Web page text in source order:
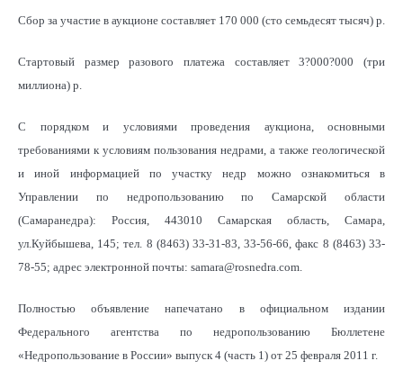
Сбор за участие в аукционе составляет 170 000 (сто семьдесят тысяч) р.
Стартовый размер разового платежа составляет 3?000?000 (три
миллиона) р.
С порядком и условиями проведения аукциона, основными
требованиями к условиям пользования недрами, а также геологической
и иной информацией по участку недр можно ознакомиться в
Управлении по недропользованию по Самарской области
(Самаранедра): Россия, 443010 Самарская область, Самара,
ул.Куйбышева, 145; тел. 8 (8463) 33-31-83, 33-56-66, факс 8 (8463) 33-
78-55; адрес электронной почты: samara@rosnedra.cоm.
Полностью объявление напечатано в официальном издании
Федерального агентства по недропользованию Бюллетене
«Недропользование в России» выпуск 4 (часть 1) от 25 февраля 2011 г.